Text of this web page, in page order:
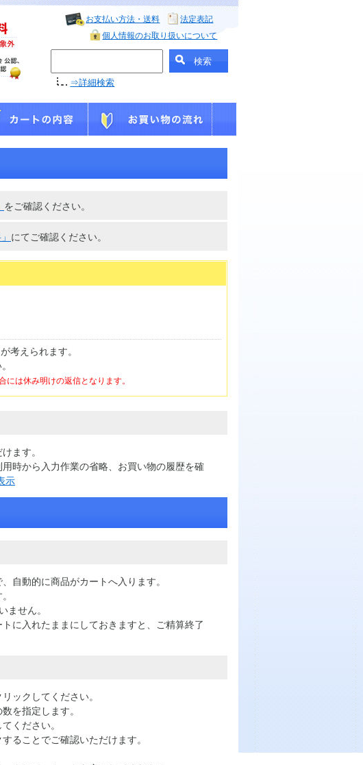
お支払い方法・送料
法定表記
個人情報のお取り扱いについて
⇒詳細検索
をご確認ください。
にてご確認ください。
考えられます。
は休み明けの返信となります。
ます。
時から入力作業の省略、お買い物の履歴を確
示
自動的に商品がカートへ入ります。
せん。
に入れたままにしておきますと、ご精算終了
ックしてください。
を指定します。
ください。
ることでご確認いただけます。